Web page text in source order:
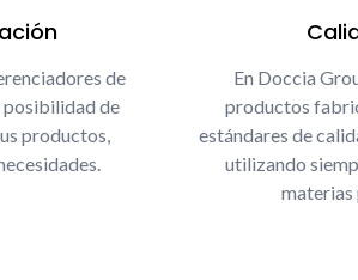
de
posibilidad de
productos,
En Doccia
productos
estándares de
utilizando
materias